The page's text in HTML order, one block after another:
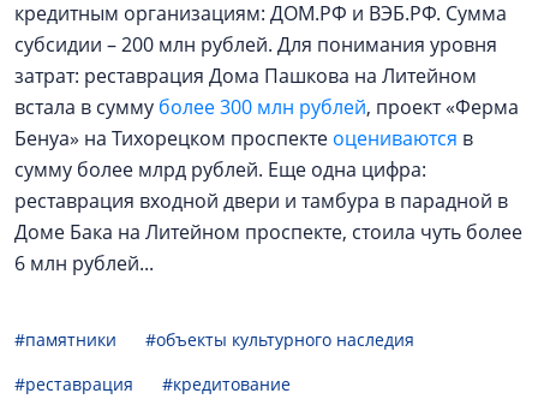
кредитным организациям: ДОМ.РФ и ВЭБ.РФ. Сумма
субсидии – 200 млн рублей. Для понимания уровня
затрат: реставрация Дома Пашкова на Литейном
встала в сумму более 300 млн рублей, проект «Ферма
Бенуа» на Тихорецком проспекте оцениваются в
сумму более млрд рублей. Еще одна цифра:
реставрация входной двери и тамбура в парадной в
Доме Бака на Литейном проспекте, стоила чуть более
6 млн рублей...
#памятники
#объекты культурного наследия
#реставрация
#кредитование